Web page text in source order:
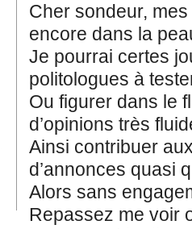
Cher sondeur,
encore dans la
Je pourrai certes
politologues à
Ou figurer dans le
d’opinions très
Ainsi contribuer
d’annonces quasi
Alors sans
Repassez me voir